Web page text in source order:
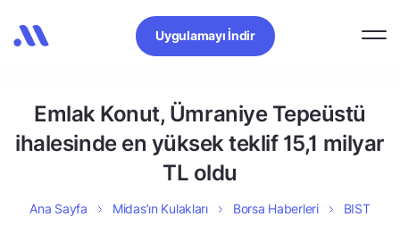
Uygulamayı İndir
Emlak Konut, Ümraniye Tepeüstü
ihalesinde en yüksek teklif 15,1 milyar
TL oldu
Ana Sayfa Midas’ın Kulakları Borsa Haberleri
BIST